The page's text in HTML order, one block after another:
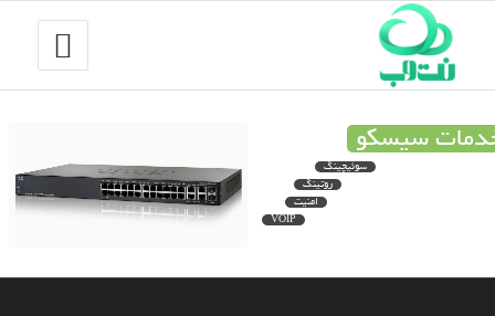
سیسکو
سوئیچینگ
روتینگ
امنیت
VOIP